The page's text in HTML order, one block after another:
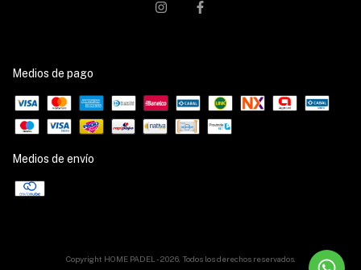
Medios de pago
Medios de envío
Copyright HOME PADEL - 2026. Todos los derechos reservados.